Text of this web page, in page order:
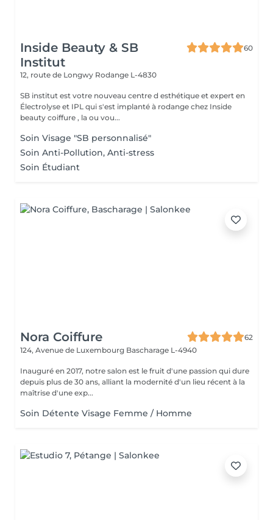
Inside Beauty & SB
Institut
60
12, route de Longwy Rodange L-4830
SB institut est votre nouveau centre d esthétique et expert en
Électrolyse et IPL qui s'est implanté à rodange chez Inside
beauty coiffure , la ou vou...
Soin Visage "SB personnalisé"
Soin Anti-Pollution, Anti-stress
Soin Étudiant
Nora Coiffure
62
124, Avenue de Luxembourg Bascharage L-4940
Inauguré en 2017, notre salon est le fruit d'une passion qui dure
depuis plus de 30 ans, alliant la modernité d'un lieu récent à la
maîtrise d'une exp...
Soin Détente Visage Femme / Homme